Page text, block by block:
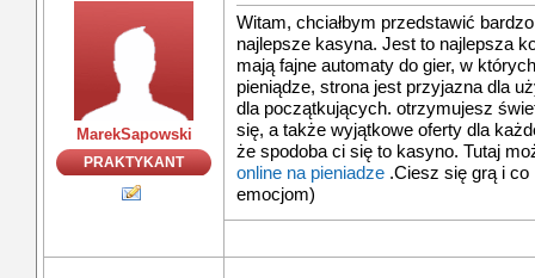
MarekSapowski
PRAKTYKANT
Witam, chciałbym przedstawić
najlepsze kasyna. Jest to najlepsza
mają fajne automaty do gier, w
pieniądze, strona jest przyjazna dla
dla początkujących. otrzymujesz
się, a także wyjątkowe oferty dla
że spodoba ci się to kasyno. Tutaj
online na pieniadze .Ciesz się grą i
emocjom)